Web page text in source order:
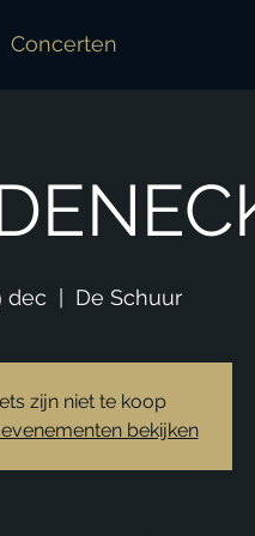
Concerten
dec De Schuur
zijn niet te koop
bekijken